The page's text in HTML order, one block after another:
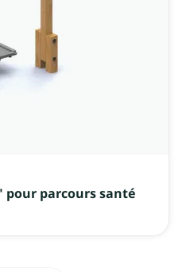
pour parcours santé